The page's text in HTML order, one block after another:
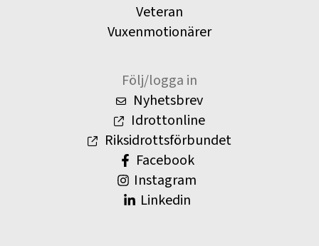
Veteran
Vuxenmotionärer
Följ/logga in
Nyhetsbrev
Idrottonline
Riksidrottsförbundet
Facebook
Instagram
Linkedin